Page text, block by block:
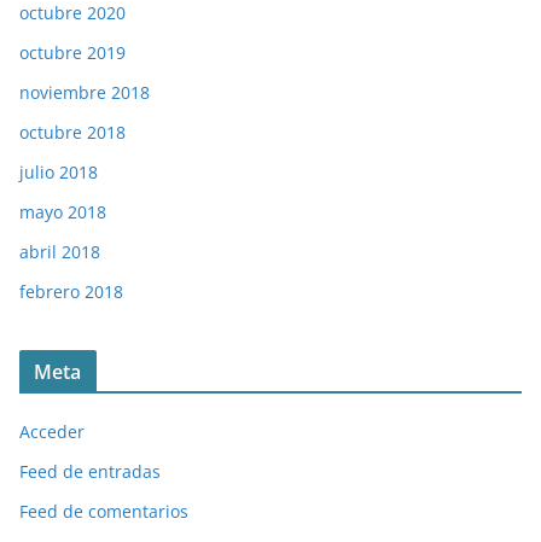
octubre 2020
octubre 2019
noviembre 2018
octubre 2018
julio 2018
mayo 2018
abril 2018
febrero 2018
Meta
Acceder
Feed de entradas
Feed de comentarios